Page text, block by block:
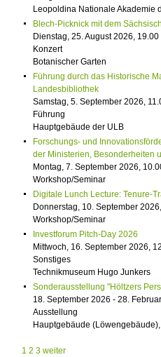
Leopoldina Nationale Akademie
Blech-Picknick mit dem
Dienstag, 25. August 2026,
Konzert
Botanischer Garten
Führung durch das Historische
Landesbibliothek
Samstag, 5. September 2026,
Führung
Hauptgebäude der ULB
Forschungs- und
der Ministerien, Besonderheiten
Montag, 7. September 2026,
Workshop/Seminar
Digitale Lunch Lecture: Tenure-
Donnerstag, 10. September
Workshop/Seminar
Investforum Pitch-Day 2026
Mittwoch, 16. September 2026,
Sonstiges
Technikmuseum Hugo Junkers
Sonderausstellung "Höltzers
18. September 2026 - 28.
Ausstellung
Hauptgebäude
1 2 3 weiter